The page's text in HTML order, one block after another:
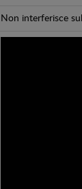
Non interferisce